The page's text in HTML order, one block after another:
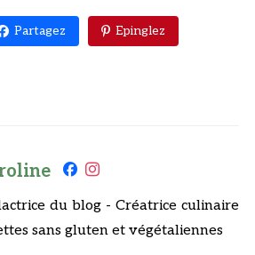
Partagez Epinglez
du blog - Créatrice culinaire
sans gluten et végétaliennes